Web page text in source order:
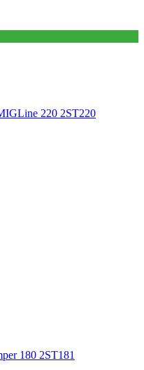
220 2ST220
180 2ST181